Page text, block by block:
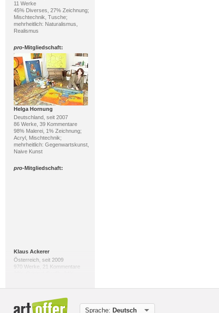
11 Werke
45% Diverses, 27% Zeichnung;
Mischtechnik, Tusche;
mehrheitlich: Naturalismus,
Realismus
pro-Mitgliedschaft:
Helga Hornung
Deutschland, seit 2007
86 Werke, 39 Kommentare
98% Malerei, 1% Zeichnung;
Acryl, Mischtechnik;
mehrheitlich: Gegenwartskunst,
Naive Kunst
pro-Mitgliedschaft:
Klaus Ackerer
Österreich, seit 2009
970 Werke, 21 Kommentare
pro -Mitgliedschaft: Sprache: Deutsch